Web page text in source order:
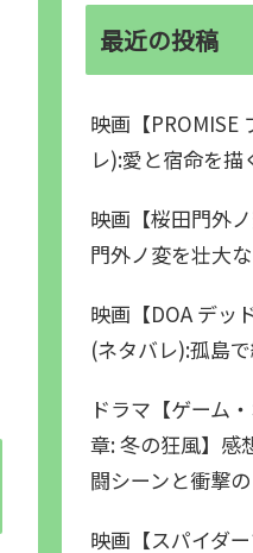
最近の投稿
映画【PROMISE
レ):愛と宿命を描
映画【桜田門外
門外ノ変を壮大
映画【DOA デッ
(ネタバレ):孤島
ドラマ【ゲーム
章: 冬の狂風】感
闘シーンと衝撃
映画【スパイダ